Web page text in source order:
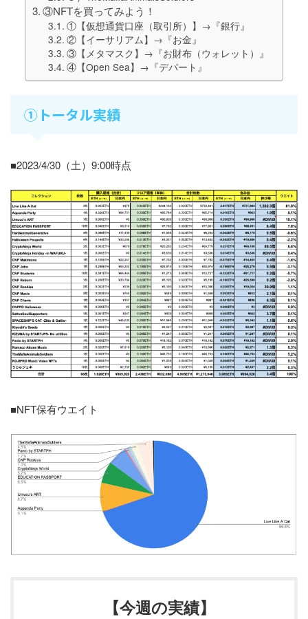
③NFTを買ってみよう！
①【仮想通貨口座（取引所）】→『銀行』
②【イーサリアム】→『お金』
③【メタマスク】→『お財布（ウォレット）』
④【Open Sea】→『デパート』
①トータル実績
■2023/4/30（土）9:00時点
■NFT保有ウエイト
【今週の実績】